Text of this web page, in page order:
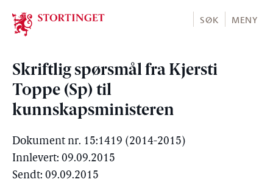
Stortinget.no
SØK MENY
Skriftlig spørsmål fra Kjersti
Toppe (Sp) til
kunnskapsministeren
Dokument nr. 15:1419 (2014-2015)
Innlevert: 09.09.2015
Sendt: 09.09.2015